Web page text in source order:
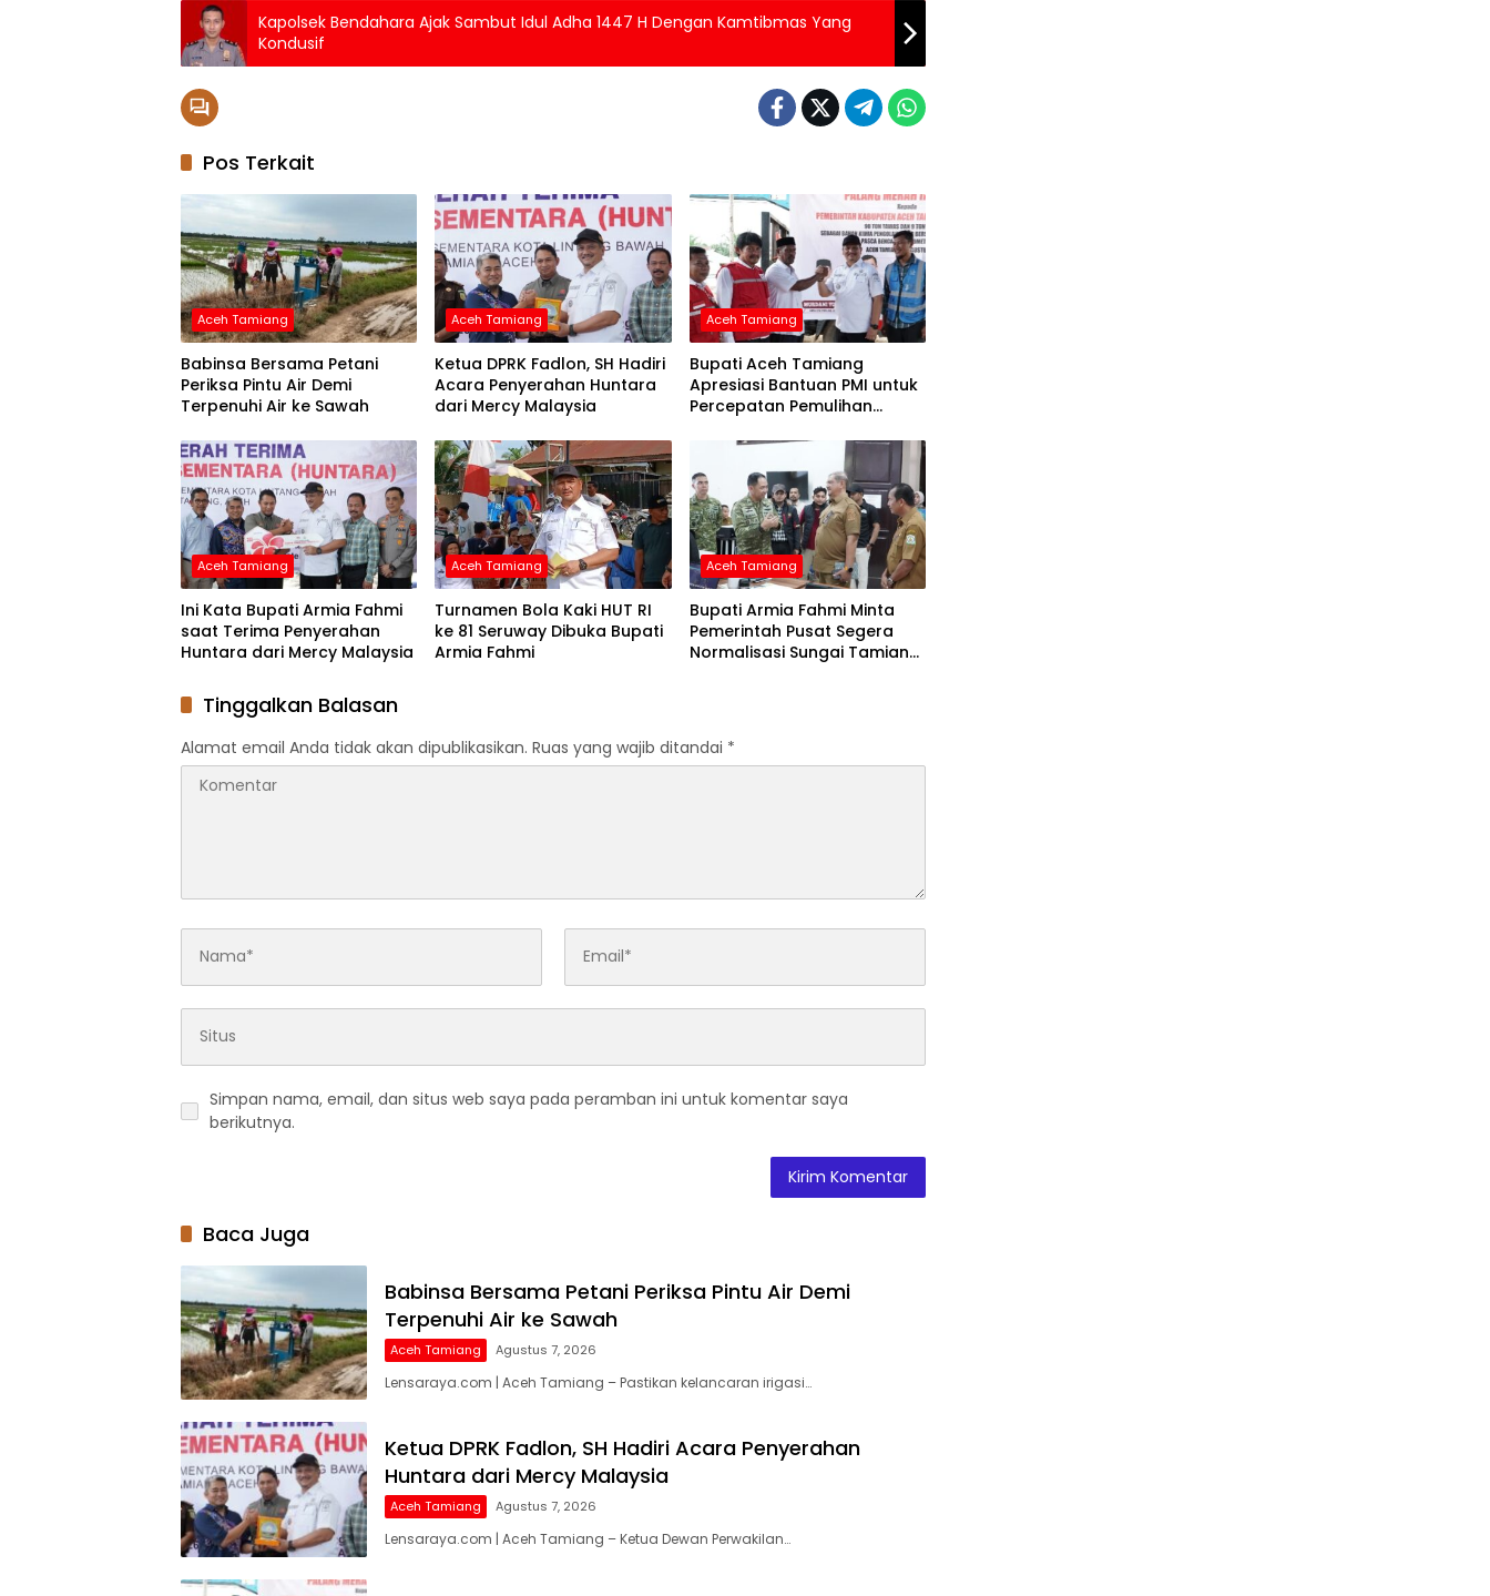
Kapolsek Bendahara Ajak Sambut Idul Adha 1447 H Dengan Kamtibmas Yang
Kondusif
Pos Terkait
Aceh Tamiang
Babinsa Bersama Petani
Periksa Pintu Air Demi
Terpenuhi Air ke Sawah
Aceh Tamiang
Ketua DPRK Fadlon, SH Hadiri
Acara Penyerahan Huntara
dari Mercy Malaysia
Aceh Tamiang
Bupati Aceh Tamiang
Apresiasi Bantuan PMI untuk
Percepatan Pemulihan
Aceh Tamiang
Ini Kata Bupati Armia Fahmi
saat Terima Penyerahan
Huntara dari Mercy Malaysia
Aceh Tamiang
Turnamen Bola Kaki HUT RI
ke 81 Seruway Dibuka Bupati
Armia Fahmi
Aceh Tamiang
Bupati Armia Fahmi Minta
Pemerintah Pusat Segera
Normalisasi Sungai Tamiang,
Tinggalkan Balasan
Alamat email Anda tidak akan dipublikasikan. Ruas yang wajib ditandai *
Simpan nama, email, dan situs web saya pada peramban ini untuk komentar saya
berikutnya.
Baca Juga
Babinsa Bersama Petani Periksa Pintu Air Demi
Terpenuhi Air ke Sawah
Aceh Tamiang Agustus 7, 2026
Lensaraya.com | Aceh Tamiang – Pastikan kelancaran irigasi…
Ketua DPRK Fadlon, SH Hadiri Acara Penyerahan
Huntara dari Mercy Malaysia
Aceh Tamiang Agustus 7, 2026
Lensaraya.com | Aceh Tamiang – Ketua Dewan Perwakilan…